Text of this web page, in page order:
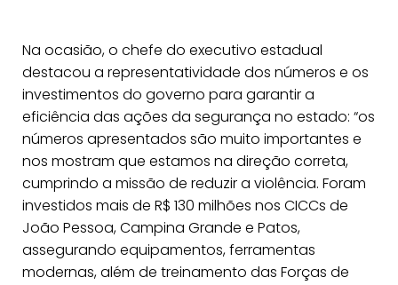
Na ocasião, o chefe do executivo estadual
destacou a representatividade dos números e os
investimentos do governo para garantir a
eficiência das ações da segurança no estado: “os
números apresentados são muito importantes e
nos mostram que estamos na direção correta,
cumprindo a missão de reduzir a violência. Foram
investidos mais de R$ 130 milhões nos CICCs de
João Pessoa, Campina Grande e Patos,
assegurando equipamentos, ferramentas
modernas, além de treinamento das Forças de